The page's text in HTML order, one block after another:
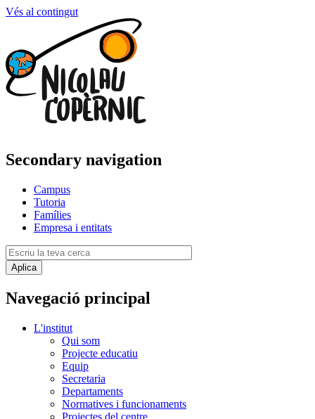
Vés al contingut
Secondary navigation
Campus
Tutoria
Famílies
Empresa i entitats
Navegació principal
L'institut
Qui som
Projecte educatiu
Equip
Secretaria
Departaments
Normatives i funcionaments
Projectes del centre